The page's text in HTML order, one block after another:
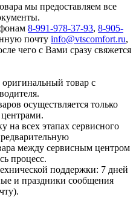
мы предоставляем все
8-991-978-37-93, 8-905-
почту info@vtscomfort.ru,
чего с Вами сразу свяжется
товар с
осуществляется только
на всех этапах сервисного
между сервисным центром
процесс.
поддержки: 7 дней
и праздники сообщения